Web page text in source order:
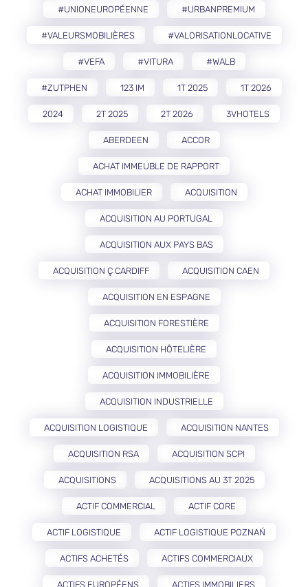
#UNIONEUROPÉENNE #URBANPREMIUM
#VALEURSMOBILIÈRES #VALORISATIONLOCATIVE
#VEFA #VITURA #WALB
#ZUTPHEN 123 IM 1T 2025 1T 2026
2024 2T 2025 2T 2026 3VHOTELS
ABERDEEN ACCOR
ACHAT IMMEUBLE DE RAPPORT
ACHAT IMMOBILIER ACQUISITION
ACQUISITION AU PORTUGAL
ACQUISITION AUX PAYS BAS
ACQUISITION Ç CARDIFF ACQUISITION CAEN
ACQUISITION EN ESPAGNE
ACQUISITION FORESTIÈRE
ACQUISITION HÔTELIÈRE
ACQUISITION IMMOBILIÈRE
ACQUISITION INDUSTRIELLE
ACQUISITION LOGISTIQUE ACQUISITION NANTES
ACQUISITION RSA ACQUISITION SCPI
ACQUISITIONS ACQUISITIONS AU 3T 2025
ACTIF COMMERCIAL ACTIF CORE
ACTIF LOGISTIQUE ACTIF LOGISTIQUE POZNAŃ
ACTIFS ACHETÉS ACTIFS COMMERCIAUX
ACTIFS EUROPÉENS ACTIFS IMMOBILIERS